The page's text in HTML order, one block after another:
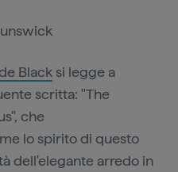
Blacksi legge a
scritta: "The
che
lo spirito di questo
dell'elegante arredo in